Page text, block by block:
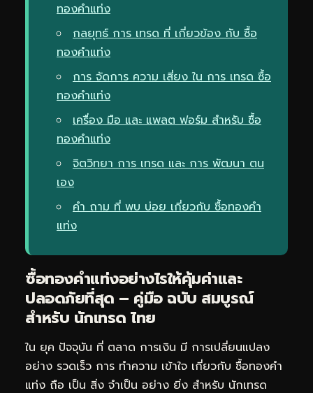
ทองคำแท่ง
กลยุทธ์ การ เทรด ที่ เกี่ยวข้อง กับ ซื้อ
ทองคำแท่ง
การ จัดการ ความ เสี่ยง ใน การ เทรด ซื้อ
ทองคำแท่ง
เครื่อง มือ และ แพลต ฟอร์ม สำหรับ ซื้อ
ทองคำแท่ง
จิตวิทยา การ เทรด และ การ พัฒนา ตน
เอง
คำ ถาม ที่ พบ บ่อย เกี่ยวกับ ซื้อทองคำ
แท่ง
ซื้อทองคำแท่งอย่างไรให้คุ้มค่าและ
ปลอดภัยที่สุด – คู่มือ ฉบับ สมบูรณ์
สำหรับ นักเทรด ไทย
ใน ยุค ปัจจุบัน ที่ ตลาด การเงิน มี การเปลี่ยนแปลง
อย่าง รวดเร็ว การ ทำความ เข้าใจ เกี่ยวกับ ซื้อทองคำ
แท่ง ถือ เป็น สิ่ง จำเป็น อย่าง ยิ่ง สำหรับ นักเทรด